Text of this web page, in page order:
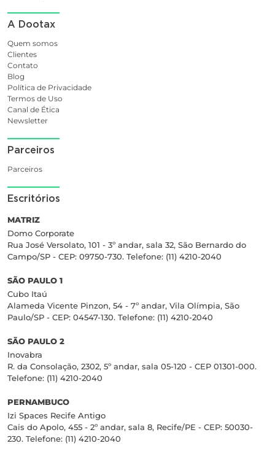
A Dootax
Quem somos
Clientes
Contato
Blog
Política de Privacidade
Termos de Uso
Canal de Ética
Newsletter
Parceiros
Parceiros
Escritórios
MATRIZ
Domo Corporate
Rua José Versolato, 101 - 3º andar, sala 32, São Bernardo do
Campo/SP - CEP: 09750-730. Telefone: (11) 4210-2040
SÃO PAULO 1
Cubo Itaú
Alameda Vicente Pinzon, 54 - 7º andar, Vila Olímpia, São
Paulo/SP - CEP: 04547-130. Telefone: (11) 4210-2040
SÃO PAULO 2
Inovabra
R. da Consolação, 2302, 5º andar, sala 05-120 - CEP 01301-000.
Telefone: (11) 4210-2040
PERNAMBUCO
Izi Spaces Recife Antigo
Cais do Apolo, 455 - 2º andar, sala 8, Recife/PE - CEP: 50030-
230. Telefone: (11) 4210-2040